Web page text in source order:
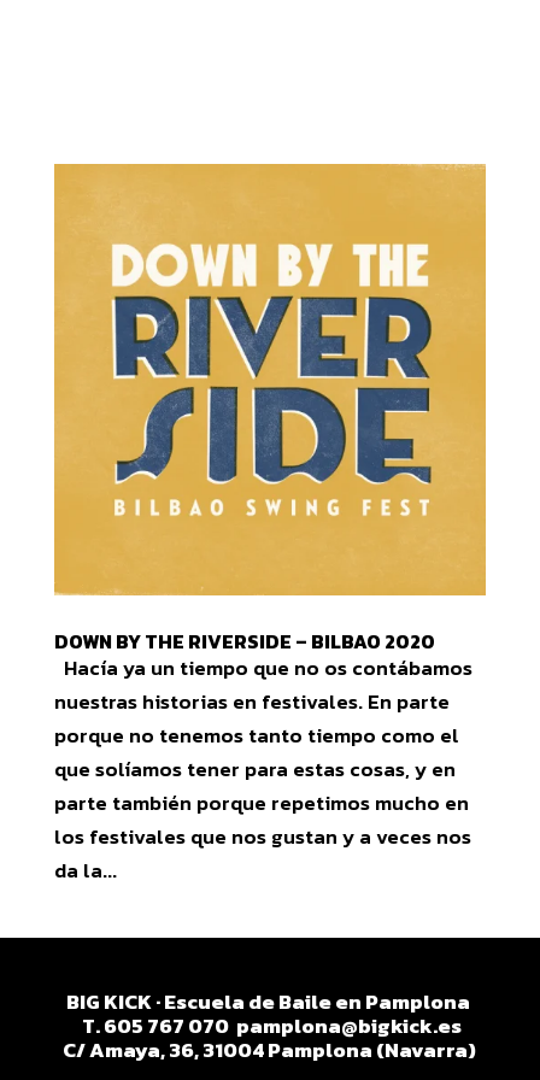
DOWN BY THE RIVERSIDE – BILBAO 2020
Hacía ya un tiempo que no os contábamos
nuestras historias en festivales. En parte
porque no tenemos tanto tiempo como el
que solíamos tener para estas cosas, y en
parte también porque repetimos mucho en
los festivales que nos gustan y a veces nos
da la...
BIG KICK · Escuela de Baile en Pamplona
T. 605 767 070 pamplona@bigkick.es
C/ Amaya, 36, 31004 Pamplona (Navarra)